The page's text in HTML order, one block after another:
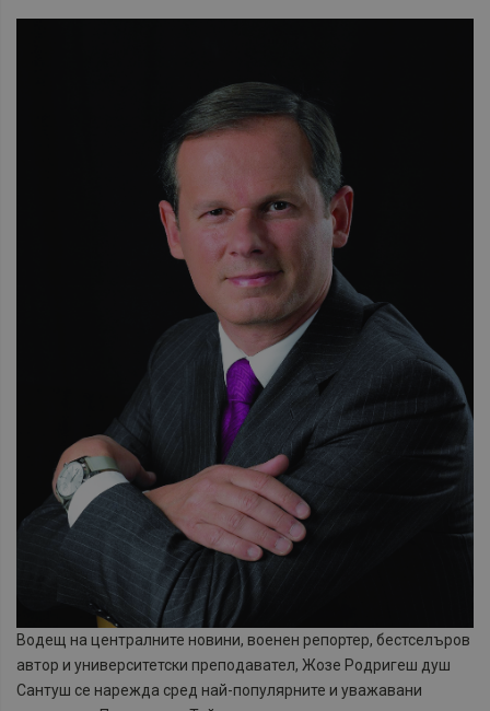
Водещ на централните новини, военен репортер, бестселъров
автор и университетски преподавател, Жозе Родригеш душ
Сантуш се нарежда сред най-популярните и уважавани